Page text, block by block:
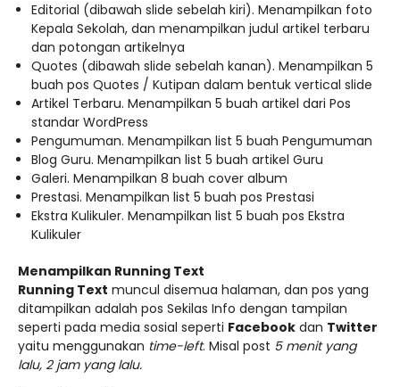
Editorial (dibawah slide sebelah kiri). Menampilkan foto
Kepala Sekolah, dan menampilkan judul artikel terbaru
dan potongan artikelnya
Quotes (dibawah slide sebelah kanan). Menampilkan 5
buah pos Quotes / Kutipan dalam bentuk vertical slide
Artikel Terbaru. Menampilkan 5 buah artikel dari Pos
standar WordPress
Pengumuman. Menampilkan list 5 buah Pengumuman
Blog Guru. Menampilkan list 5 buah artikel Guru
Galeri. Menampilkan 8 buah cover album
Prestasi. Menampilkan list 5 buah pos Prestasi
Ekstra Kulikuler. Menampilkan list 5 buah pos Ekstra
Kulikuler
Menampilkan Running Text
Running Text muncul disemua halaman, dan pos yang
ditampilkan adalah pos Sekilas Info dengan tampilan
seperti pada media sosial seperti Facebook dan Twitter
yaitu menggunakan time-left. Misal post 5 menit yang
lalu, 2 jam yang lalu.